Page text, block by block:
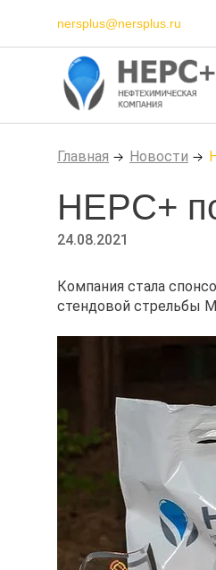
nersplus@nersplus.ru
Главная Новости
НЕРС+
24.08.2021
Компания стала
стендовой стрельбы